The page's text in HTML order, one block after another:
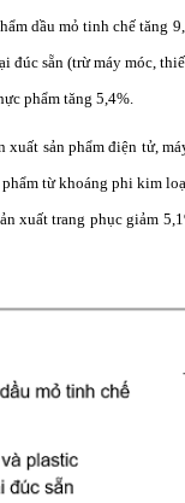
dầu mỏ tinh chế tăng
đúc sẵn (trừ máy móc,
phẩm tăng 5,4%.
xuất sản phẩm điện tử,
từ khoáng phi kim
xuất trang phục giảm